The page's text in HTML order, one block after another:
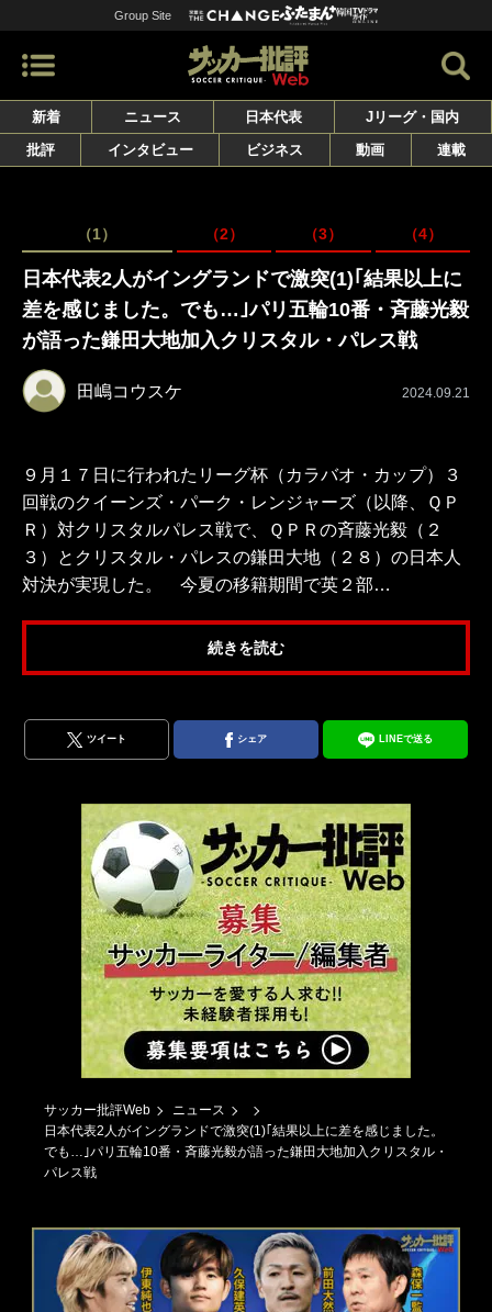
Group Site
新着 ニュース 日本代表
Jリーグ・国内
批評
インタビュー ビジネス 動画 連載
（1） （2） （3） （4）
日本代表2人がイングランドで激突(1)｢結果以上に
差を感じました。でも…｣パリ五輪10番・斉藤光毅
が語った鎌田大地加入クリスタル・パレス戦
田嶋コウスケ 2024.09.21
９月１７日に行われたリーグ杯（カラバオ・カップ）３
回戦のクイーンズ・パーク・レンジャーズ（以降、ＱＰ
Ｒ）対クリスタルパレス戦で、ＱＰＲの斉藤光毅（２
３）とクリスタル・パレスの鎌田大地（２８）の日本人
対決が実現した。 今夏の移籍期間で英２部…
続きを読む
ツイート シェア LINEで送る
サッカー批評Web
ニュース
日本代表2人がイングランドで激突(1)｢結果以上に差を感じました。
でも…｣パリ五輪10番・斉藤光毅が語った鎌田大地加入クリスタル・
パレス戦